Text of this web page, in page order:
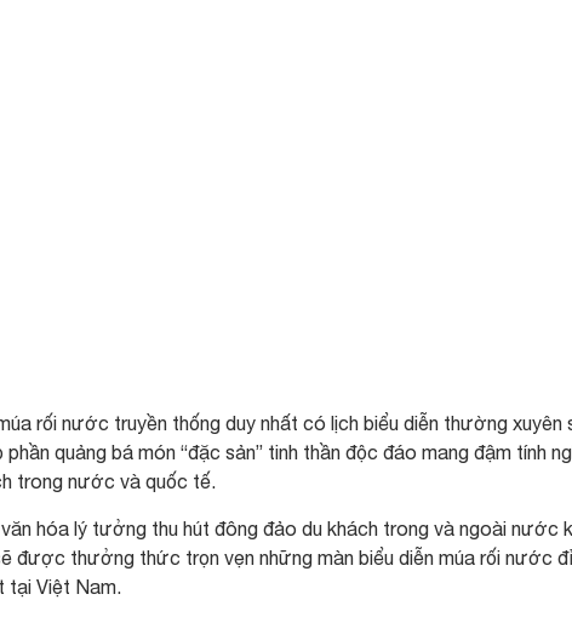
rối nước truyền thống duy nhất có lịch biểu diễn thường xuyên
quảng bá món “đặc sản” tinh thần độc đáo mang đậm tính
trong nước và quốc tế.
hóa lý tưởng thu hút đông đảo du khách trong và ngoài nước
được thưởng thức trọn vẹn những màn biểu diễn múa rối nước
tại Việt Nam.